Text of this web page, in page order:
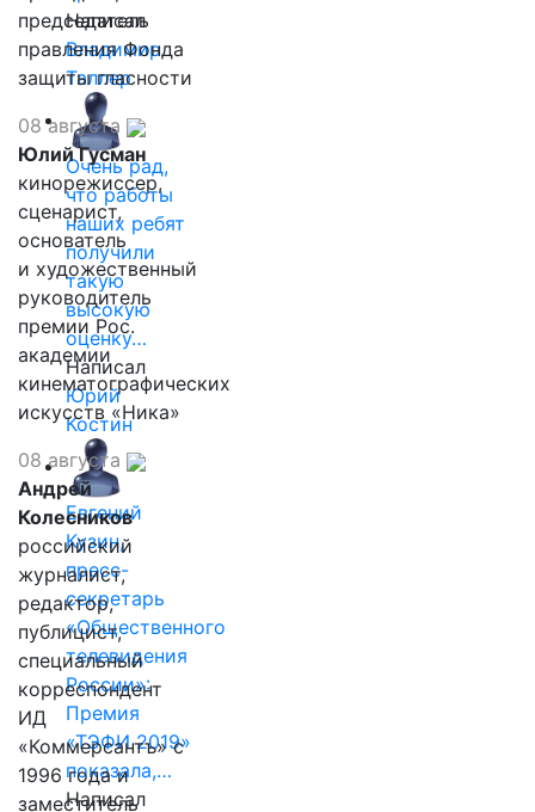
Написал
Владимир
Таллер
Очень рад,
что работы
наших ребят
получили
такую
высокую
оценку…
Написал
Юрий
Костин
Евгений
Кузин,
пресс-
секретарь
«Общественного
телевидения
России»:
Премия
«ТЭФИ 2019»
показала,…
Написал
председатель
правления Фонда
защиты гласности
08 августа
Юлий Гусман
кинорежиссер,
сценарист,
основатель
и художественный
руководитель
премии Рос.
академии
кинематографических
искусств «Ника»
08 августа
Андрей
Колесников
российский
журналист,
редактор,
публицист,
специальный
корреспондент
ИД
«Коммерсантъ» с
1996 года и
заместитель